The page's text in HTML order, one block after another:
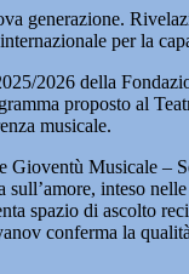
generazione.
per la
2026 della
proposto al
musicale.
Musicale
inteso
spazio di ascolto
conferma la